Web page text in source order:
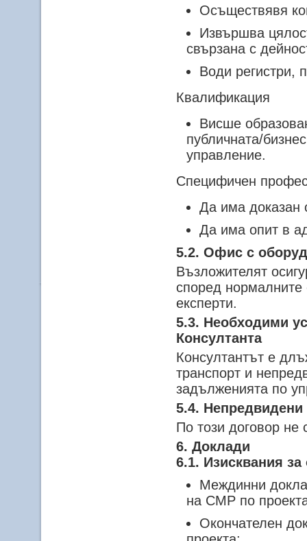
Осъществявя
Извършва
свързана с
Води регистри,
Квалификация
Висше
публичната/
управление.
Специфичен
Да има доказан
Да има опит в
5.2. Офис с
Възложителят
според нормалните
експерти.
5.3. Необходими
Консултанта
Консултантът е
транспорт и
задълженията по
5.4. Непредвидени
По този договор не
6. Доклади
6.1. Изисквания за
Междинни
на СМР по
Окончателен